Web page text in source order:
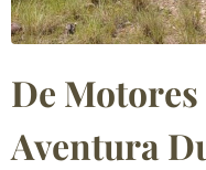
De
Aventura